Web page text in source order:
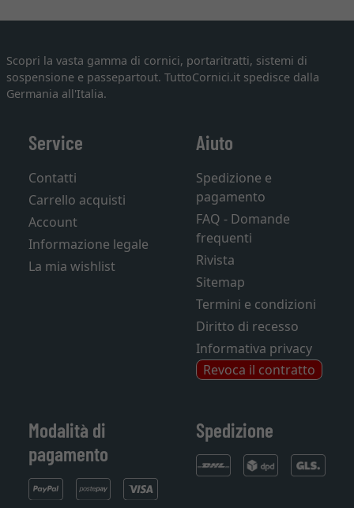
Scopri la vasta gamma di cornici, portaritratti, sistemi di
sospensione e passepartout. TuttoCornici.it spedisce dalla
Germania all'Italia.
Service
Contatti
Carrello acquisti
Account
Informazione legale
La mia wishlist
Aiuto
Spedizione e
pagamento
FAQ - Domande
frequenti
Rivista
Sitemap
Termini e condizioni
Diritto di recesso
Informativa privacy
Revoca il contratto
Modalità di
pagamento
Spedizione